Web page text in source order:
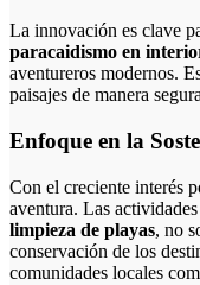
La innovación es clave
paracaidismo en
aventureros modernos.
paisajes de manera
Enfoque en la
Con el creciente interés
aventura. Las
limpieza de playas, no
conservación de los
comunidades locales